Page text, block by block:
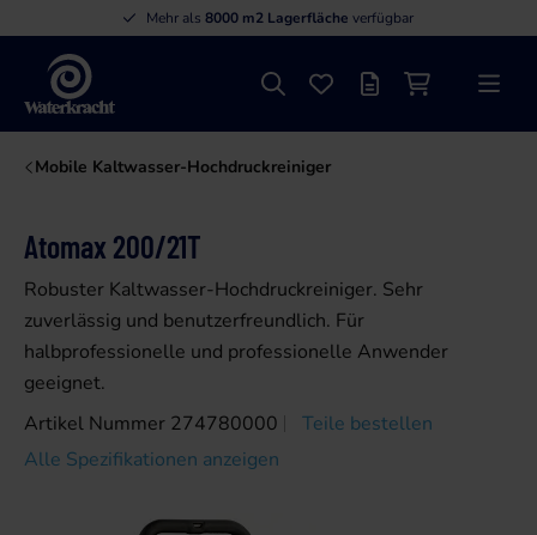
Mehr als8000 m2 Lagerfläche verfügbar
Waterkracht
SucheFavoritenAngebotslisteMenü
Mobile Kaltwasser-Hochdruckreiniger
Atomax 200/21T
Robuster Kaltwasser-Hochdruckreiniger. Sehr
zuverlässig und benutzerfreundlich. Für
halbprofessionelle und professionelle Anwender
geeignet.
Artikel Nummer 274780000
Teile bestellen
Alle Spezifikationen anzeigen